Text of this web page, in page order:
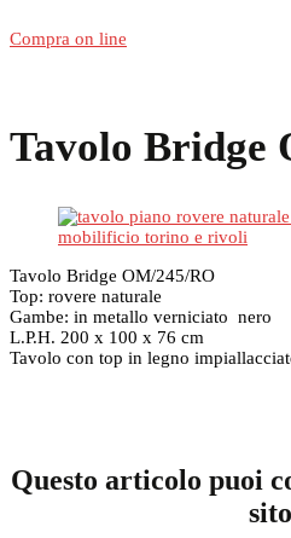
Compra on line
Tavolo Bridge
Tavolo Bridge OM/245/RO
Top: rovere naturale
Gambe: in metallo verniciato nero
L.P.H. 200 x 100 x 76 cm
Tavolo con top in legno
Questo articolo puoi
sito